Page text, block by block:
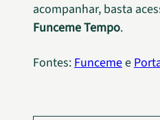
acompanhar, basta
Funceme Tempo.
Fontes:Funcemee